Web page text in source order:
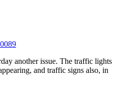
another issue. The traffic lights
and traffic signs also, in